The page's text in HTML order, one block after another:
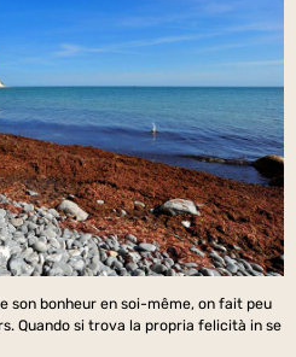
son bonheur en soi-même, on fait peu
Quando si trova la propria felicità in se